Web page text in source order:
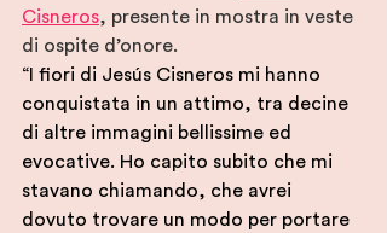
Cisneros, presente in mostra in veste
di ospite d’onore.
“I fiori di Jesús Cisneros mi hanno
conquistata in un attimo, tra decine
di altre immagini bellissime ed
evocative. Ho capito subito che mi
stavano chiamando, che avrei
dovuto trovare un modo per portare